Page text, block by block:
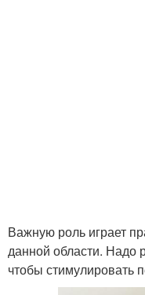
Важную роль играет
данной области. Надо
чтобы стимулировать